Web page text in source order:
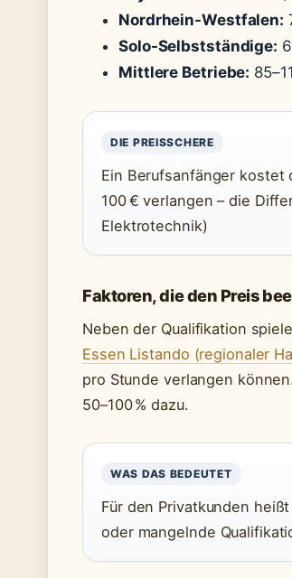
Nordrhein-Westfalen:
Solo-Selbstständige:
Mittlere Betriebe:
DIE PREISSCHERE
Ein Berufsanfänger kostet
100 € verlangen – die
Elektrotechnik)
Faktoren, die den Preis
Neben der Qualifikation
Essen Listando (regionaler
pro Stunde verlangen
50–100 % dazu.
WAS DAS BEDEUTET
Für den Privatkunden
oder mangelnde